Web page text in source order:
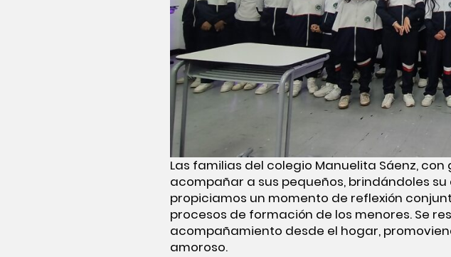
Las familias del colegio Manuelita Sáenz,
acompañar a sus pequeños, brindándoles
propiciamos un momento de reflexión
procesos de formación de los menores. Se
acompañamiento desde el hogar,
amoroso.